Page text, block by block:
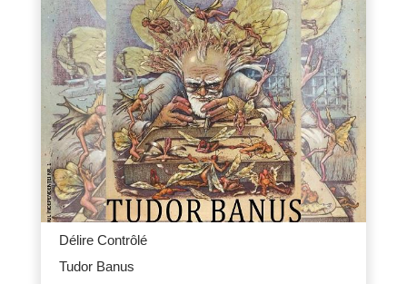
Délire Contrôlé
Tudor Banus